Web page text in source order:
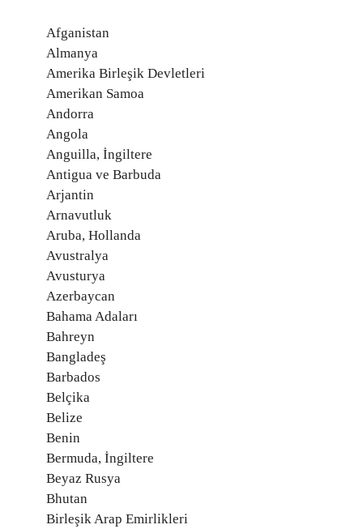
Afganistan
Almanya
Amerika Birleşik Devletleri
Amerikan Samoa
Andorra
Angola
Anguilla, İngiltere
Antigua ve Barbuda
Arjantin
Arnavutluk
Aruba, Hollanda
Avustralya
Avusturya
Azerbaycan
Bahama Adaları
Bahreyn
Bangladeş
Barbados
Belçika
Belize
Benin
Bermuda, İngiltere
Beyaz Rusya
Bhutan
Birleşik Arap Emirlikleri